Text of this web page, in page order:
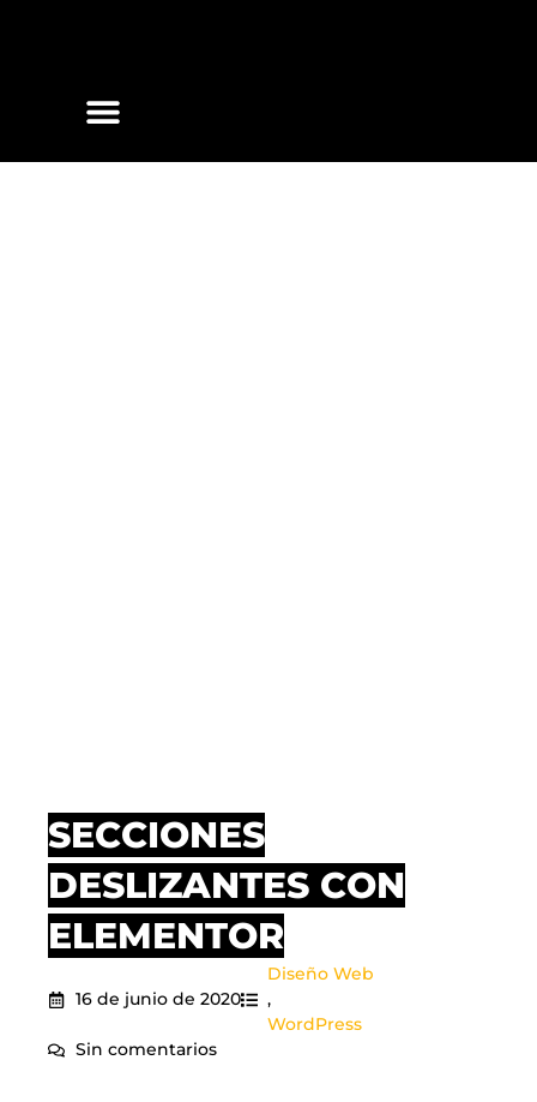
SECCIONES
DESLIZANTES CON
ELEMENTOR
16 de junio de 2020
Diseño Web
,
WordPress
Sin comentarios